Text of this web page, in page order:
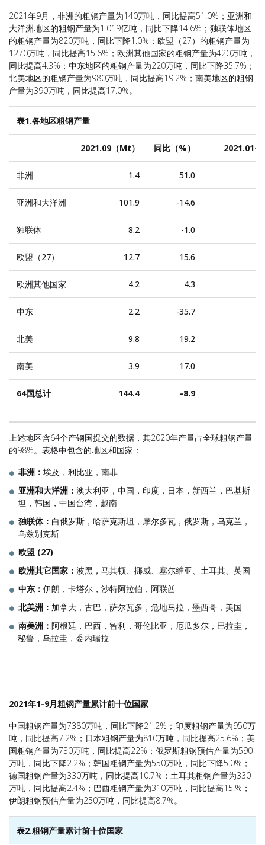
2021年9月，非洲的粗钢产量为140万吨，同比提高51.0%；亚洲和
大洋洲地区的粗钢产量为1.019亿吨，同比下降14.6%；独联体地区
的粗钢产量为820万吨，同比下降1.0%；欧盟（27）的粗钢产量为
1270万吨，同比提高15.6%；欧洲其他国家的粗钢产量为420万吨，
同比提高4.3%；中东地区的粗钢产量为220万吨，同比下降35.7%；
北美地区的粗钢产量为980万吨，同比提高19.2%；南美地区的粗钢
产量为390万吨，同比提高17.0%。
表1.各地区粗钢产量
2021.09（Mt） 同比（%） 2021.01-
非洲 1.4 51.0
亚洲和大洋洲 101.9 -14.6
独联体 8.2 -1.0
欧盟（27） 12.7 15.6
欧洲其他国家 4.2 4.3
中东 2.2 -35.7
北美 9.8 19.2
南美 3.9 17.0
64国总计 144.4 -8.9
上述地区含64个产钢国提交的数据，其2020年产量占全球粗钢产量
的98%。表格中包含的地区和国家：
非洲 ： 埃及，利比亚，南非
亚洲和大洋洲： 澳大利亚，中国，印度，日本，新西兰，巴基斯
坦，韩国，中国台湾，越南
独联体： 白俄罗斯，哈萨克斯坦，摩尔多瓦，俄罗斯，乌克兰，
乌兹别克斯
欧盟 (27)
欧洲其它国家： 波黑，马其顿、挪威、塞尔维亚、土耳其、英国
中东： 伊朗，卡塔尔，沙特阿拉伯，阿联酋
北美洲： 加拿大，古巴，萨尔瓦多，危地马拉，墨西哥，美国
南美洲： 阿根廷，巴西，智利，哥伦比亚，厄瓜多尔，巴拉圭，
秘鲁，乌拉圭，委内瑞拉
2021年1-9月粗钢产量累计前十位国家
中国粗钢产量为7380万吨，同比下降21.2%；印度粗钢产量为950万
吨，同比提高7.2%；日本粗钢产量为810万吨，同比提高25.6%；美
国粗钢产量为730万吨，同比提高22%；俄罗斯粗钢预估产量为590
万吨，同比下降2.2%；韩国粗钢产量为550万吨，同比下降5.0%；
德国粗钢产量为330万吨，同比提高10.7%；土耳其粗钢产量为330
万吨，同比提高2.4%；巴西粗钢产量为310万吨，同比提高15.%；
伊朗粗钢预估产量为250万吨，同比提高8.7%。
表2.粗钢产量累计前十位国家